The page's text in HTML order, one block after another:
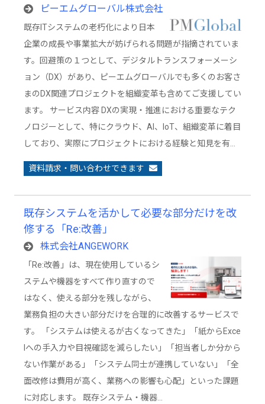
ピーエムグローバル株式会社
既存ITシステムの老朽化により日本
企業の成長や事業拡大が妨げられる問題が指摘されていま
す。回避策の１つとして、デジタルトランスフォーメーシ
ョン（DX）があり、ピーエムグローバルでも多くのお客さ
まのDX関連プロジェクトを組織変革も含めてご支援してい
ます。 サービス内容 DXの実現・推進における重要なテク
ノロジーとして、特にクラウド、AI、IoT、組織変革に着目
しており、実際にプロジェクトにおける経験と知見を有…
資料請求・問い合わせできます
既存システムを活かして必要な部分だけを改
修する「Re:改善」
株式会社ANGEWORK
「Re:改善」は、現在使用しているシ
ステムや機器をすべて作り直すので
はなく、使える部分を残しながら、
業務負担の大きい部分だけを合理的に改善するサービスで
す。 「システムは使えるが古くなってきた」「紙からExce
lへの手入力や目視確認を減らしたい」「担当者しか分から
ない作業がある」「システム同士が連携していない」「全
面改修は費用が高く、業務への影響も心配」といった課題
に対応します。 既存システム・機器…